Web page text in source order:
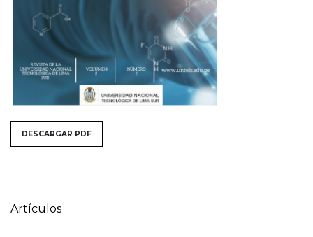
##issue.tableOfContents##
DESCARGAR PDF
Artículos